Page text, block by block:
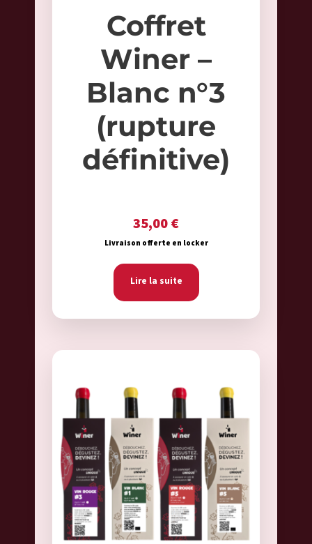
Coffret
Winer –
Blanc n°3
(rupture
définitive)
35,00 €
Livraison offerte en locker
Lire la suite